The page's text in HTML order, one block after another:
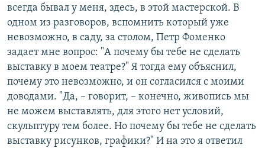
всегда бывал у меня, здесь, в этой мастерской. В
одном из разговоров, вспомнить который уже
невозможно, в саду, за столом, Петр Фоменко
задает мне вопрос: "А почему бы тебе не сделать
выставку в моем театре?" Я тогда ему объяснил,
почему это невозможно, и он согласился с моими
доводами. "Да, – говорит, – конечно, живопись мы
не можем выставлять, для этого нет условий,
скульптуру тем более. Но почему бы тебе не сделать
выставку рисунков, графики?" И на это я ответил